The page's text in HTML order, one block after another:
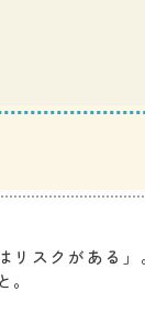
リスクがある